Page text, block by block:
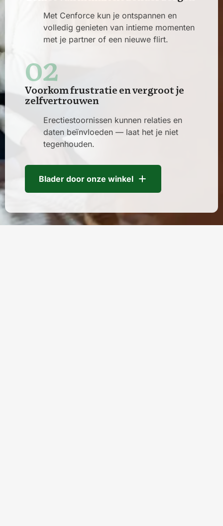
Met Cenforce kun je ontspannen en
volledig genieten van intieme momenten
met je partner of een nieuwe flirt.
02
Voorkom frustratie en vergroot je
zelfvertrouwen
Erectiestoornissen kunnen relaties en
daten beïnvloeden — laat het je niet
tegenhouden.
Blader door onze winkel